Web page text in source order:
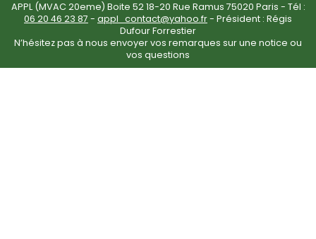
APPL (MVAC 20eme) Boite 52 18-20 Rue Ramus 75020 Paris - Tél :
06 20 46 23 87 - appl_contact@yahoo.fr- Président : Régis
Dufour Forrestier
N’hésitez pas à nous envoyer vos remarques sur une notice ou
vos questions